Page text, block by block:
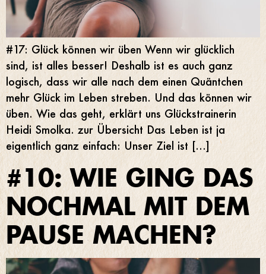
#17: Glück können wir üben Wenn wir glücklich
sind, ist alles besser! Deshalb ist es auch ganz
logisch, dass wir alle nach dem einen Quäntchen
mehr Glück im Leben streben. Und das können wir
üben. Wie das geht, erklärt uns Glückstrainerin
Heidi Smolka. zur Übersicht Das Leben ist ja
eigentlich ganz einfach: Unser Ziel ist […]
#10: WIE GING DAS
NOCHMAL MIT DEM
PAUSE MACHEN?